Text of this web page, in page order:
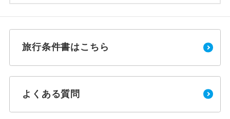
旅行条件書はこちら
よくある質問